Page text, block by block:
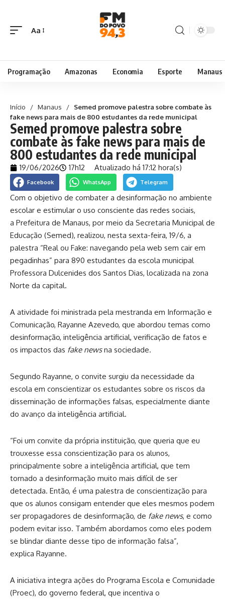
Aa
Programação Amazonas Economia Esporte Manaus
Início / Manaus /
Semed promove palestra sobre combate às
fake news para mais de 800 estudantes da rede municipal
Semed promove palestra sobre
combate às fake news para mais de
800 estudantes da rede municipal
19/06/2026 17h12 Atualizado há 17:12 hora(s)
Facebook WhatsApp Telegram
Com o objetivo de combater a desinformação no ambiente
escolar e estimular o uso consciente das redes sociais,
a Prefeitura de Manaus, por meio da Secretaria Municipal de
Educação (Semed), realizou, nesta sexta-feira, 19/6, a
palestra “Real ou Fake: navegando pela web sem cair em
pegadinhas” para 890 estudantes da escola municipal
Professora Dulcenides dos Santos Dias, localizada na zona
Norte da capital.
A atividade foi ministrada pela mestranda em Informação e
Comunicação, Rayanne Azevedo, que abordou temas como
desinformação, inteligência artificial, verificação de fatos e
os impactos das fake newsna sociedade.
Segundo Rayanne, o convite surgiu da necessidade da
escola em conscientizar os estudantes sobre os riscos da
disseminação de informações falsas, especialmente diante
do avanço da inteligência artificial.
“Foi um convite da própria instituição, que queria que eu
trouxesse essa conscientização para os alunos,
principalmente sobre a inteligência artificial, que tem
tornado a desinformação muito mais difícil de ser
detectada. Então, é uma palestra de conscientização para
que os alunos consigam entender que eles mesmos podem
ser propagadores de desinformação, de fake news, e como
podem evitar isso. Também abordamos como eles podem
se blindar diante desse tipo de informação falsa”,
explica Rayanne.
A iniciativa integra ações do Programa Escola e Comunidade
(Proec), do governo federal, que incentiva o